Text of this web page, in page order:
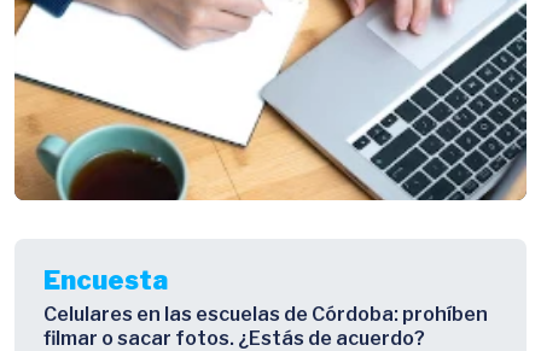
Encuesta
Celulares en las escuelas de Córdoba: prohíben
filmar o sacar fotos. ¿Estás de acuerdo?